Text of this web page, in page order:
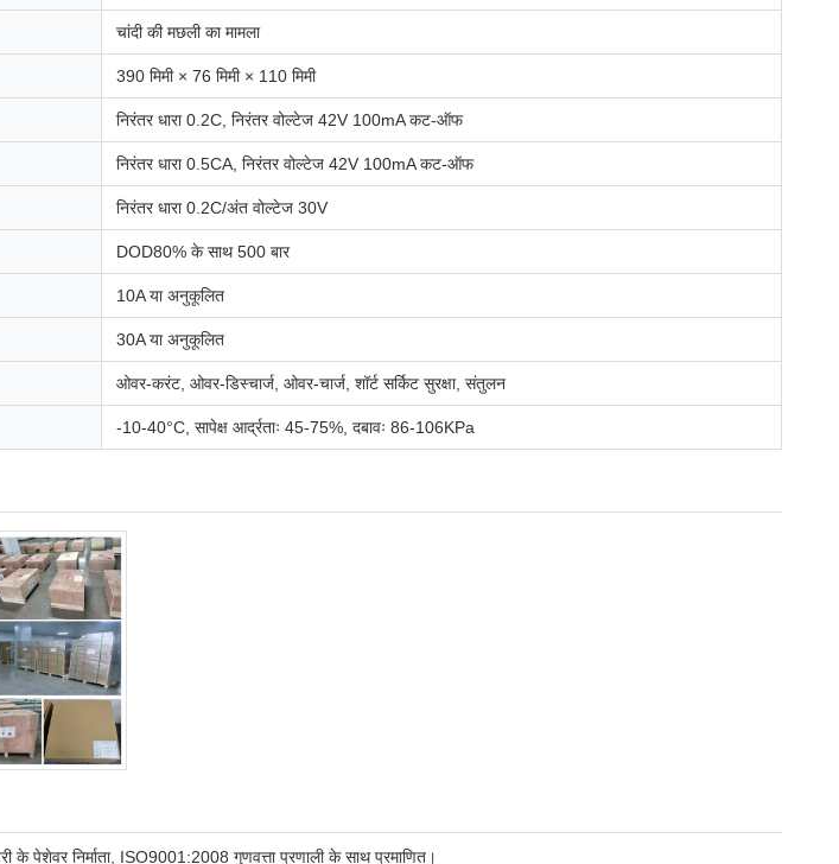
चांदी की मछली का मामला
390 मिमी × 76 मिमी × 110 मिमी
निरंतर धारा 0.2C, निरंतर वोल्टेज 42V 100mA कट-ऑफ
निरंतर धारा 0.5CA, निरंतर वोल्टेज 42V 100mA कट-ऑफ
निरंतर धारा 0.2C/अंत वोल्टेज 30V
DOD80% के साथ 500 बार
10A या अनुकूलित
30A या अनुकूलित
ओवर-करंट, ओवर-डिस्चार्ज, ओवर-चार्ज, शॉर्ट सर्किट सुरक्षा, संतुलन
-10-40°C, सापेक्ष आर्द्रताः 45-75%, दबावः 86-106KPa
पेशेवर निर्माता, ISO9001:2008 गुणवत्ता प्रणाली के साथ प्रमाणित।